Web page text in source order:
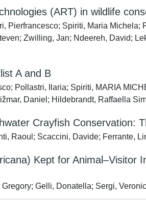
(ART) in wildlife
Pierfrancesco; Spiriti, Maria
Zwilling, Jan; Ndeereh, David;
A and B
Pollastri, Ilaria; Spiriti, MARIA
Daniel; Hildebrandt, Raffaella
Crayfish Conservation:
Raoul; Scaccini, Davide; Ferrante,
Kept for Animal–Visitor
Gelli, Donatella; Sergi,